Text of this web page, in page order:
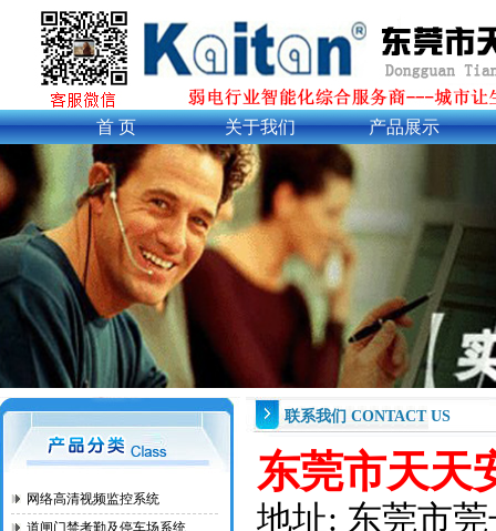
首 页 关于我们 产品展示
网络高清视频监控系统
道闸门禁考勤及停车场系统
联系我们 CONTACT US
东莞市天天
地址: 东莞市